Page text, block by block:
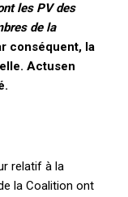
les PV des
de la
conséquent, la
Actusen
relatif à la
la Coalition ont